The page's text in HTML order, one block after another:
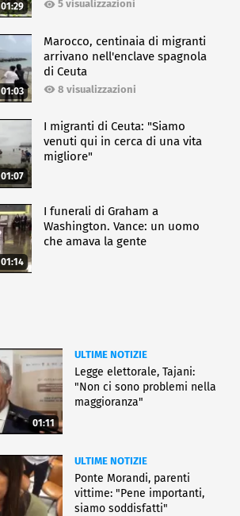
01:29 5 visualizzazioni
01:03
Marocco, centinaia di migranti
arrivano nell'enclave spagnola
di Ceuta
8 visualizzazioni
01:07
I migranti di Ceuta: "Siamo
venuti qui in cerca di una vita
migliore"
01:14
I funerali di Graham a
Washington. Vance: un uomo
che amava la gente
01:11
ULTIME NOTIZIE
Legge elettorale, Tajani:
"Non ci sono problemi nella
maggioranza"
ULTIME NOTIZIE
Ponte Morandi, parenti
vittime: "Pene importanti,
siamo soddisfatti"